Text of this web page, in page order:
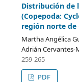
Distribución de
(Copepoda:
región norte de
Martha Angélica
Adrián Cervantes-
259-265
PDF